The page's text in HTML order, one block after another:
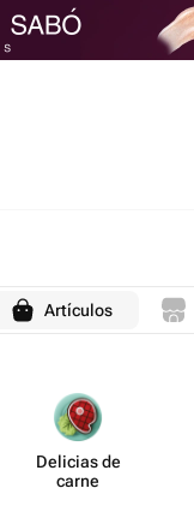
Artículos
Delicias de
carne